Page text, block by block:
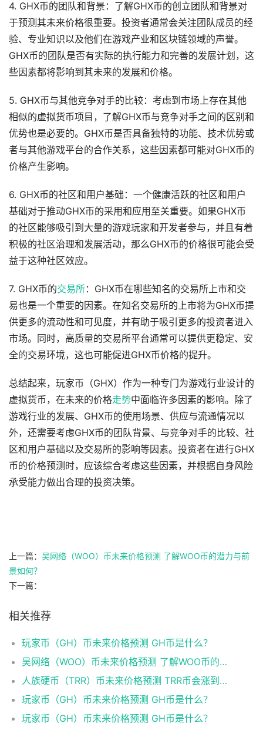
4. GHX币的团队和背景：了解GHX币的创立团队和背景对
于预测其未来价格很重要。投资者通常会关注团队成员的经
验、专业知识以及他们在游戏产业和区块链领域的声誉。
GHX币的团队是否有实际的执行能力和完善的发展计划，这
些因素都将影响到其未来的发展和价格。
5. GHX币与其他竞争对手的比较：考虑到市场上存在其他
相似的虚拟货币项目，了解GHX币与竞争对手之间的区别和
优势也是必要的。GHX币是否具备独特的功能、技术优势或
者与其他游戏平台的合作关系，这些因素都可能对GHX币的
价格产生影响。
6. GHX币的社区和用户基础：一个健康活跃的社区和用户
基础对于推动GHX币的采用和应用至关重要。如果GHX币
的社区能够吸引到大量的游戏玩家和开发者参与，并且有着
积极的社区治理和发展活动，那么GHX币的价格很可能会受
益于这种社区效应。
7. GHX币的交易所：GHX币在哪些知名的交易所上市和交
易也是一个重要的因素。在知名交易所的上市将为GHX币提
供更多的流动性和可见度，并有助于吸引更多的投资者进入
市场。同时，高质量的交易所平台通常可以提供更稳定、安
全的交易环境，这也可能促进GHX币价格的提升。
总结起来，玩家币（GHX）作为一种专门为游戏行业设计的
虚拟货币，在未来的价格走势中面临许多因素的影响。除了
游戏行业的发展、GHX币的使用场景、供应与流通情况以
外，还需要考虑GHX币的团队背景、与竞争对手的比较、社
区和用户基础以及交易所的影响等因素。投资者在进行GHX
币的价格预测时，应该综合考虑这些因素，并根据自身风险
承受能力做出合理的投资决策。
上一篇： 吴网络（WOO）币未来价格预测 了解WOO币的潜力与前
景如何？
下一篇：
相关推荐
玩家币（GH）币未来价格预测 GH币是什么？
吴网络（WOO）币未来价格预测 了解WOO币的潜力与前景如何？
人族硬币（TRR）币未来价格预测 TRR币会涨到多少？
玩家币（GH）币未来价格预测 GH币是什么？
玩家币（GH）币未来价格预测 GH币是什么？